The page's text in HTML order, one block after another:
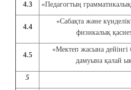
4.3 «Педагогтың
4.4
«Сабақта және
физикалық
4.5
«Мектеп жасына дейінгі
дамуына қалай
5